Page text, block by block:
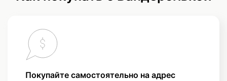
Покупайте самостоятельно на адрес